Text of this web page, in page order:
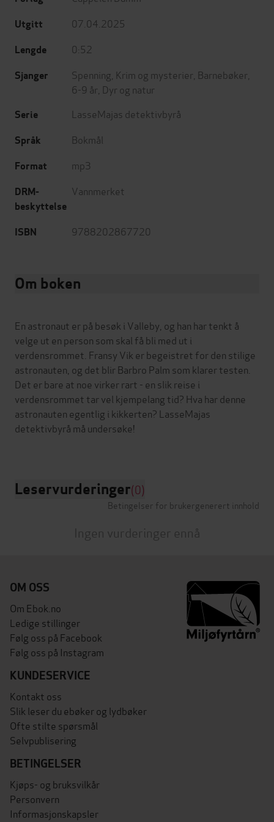
Utgitt 07.04.2025
Lengde 0:52
Sjanger Spenning Krim og mysterier Barnebøker
6-9 år Dyr og natur
Serie LasseMajas detektivbyrå
Språk Bokmål
Format mp3
DRM-
beskyttelse
Vannmerket
ISBN 9788202867720
Om boken
En astronaut er på besøk i Valleby, og han har tenkt å
velge ut en person som skal få bli med ut i
verdensrommet. Fransy Vik er begeistret for den stilige
astronauten, og det blir Barbro Palm som klarer testen.
Det er bare at noe virker rart - en slik reise i
verdensrommet tar vel kjempelang tid? Hva har denne
astronauten egentlig i kikkerten? LasseMajas
detektivbyrå må undersøke!
Leservurderinger(0)
Betingelser for brukergenerert innhold
Ingen vurderinger ennå
OM OSS
Om Ebok.no
Ledige stillinger
Følg oss på Facebook
Følg oss på Instagram
KUNDESERVICE
Kontakt oss
Slik leser du ebøker og lydbøker
Ofte stilte spørsmål
Selvpublisering
BETINGELSER
Kjøps- og bruksvilkår
Personvern
Informasjonskapsler